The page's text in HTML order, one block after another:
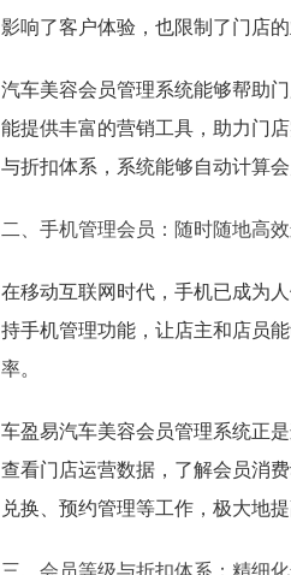
影响了客户体验，也限制了门店
汽车美容会员管理系统能够帮助
能提供丰富的营销工具，助力门
与折扣体系，系统能够自动计算
二、手机管理会员：随时随地高
在移动互联网时代，手机已成为
持手机管理功能，让店主和店员
率。
车盈易汽车美容会员管理系统正
查看门店运营数据，了解会员消
兑换、预约管理等工作，极大地提
三、会员等级与折扣体系：精细